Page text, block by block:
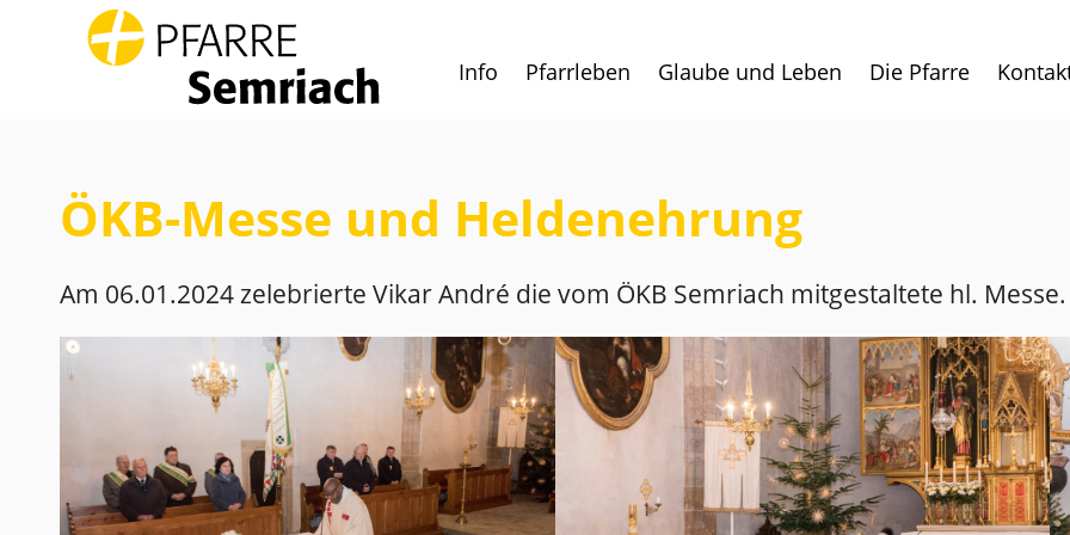
Info Pfarrleben Glaube und Leben Die Pfarre
ÖKB-Messe und Heldenehrung
Am 06.01.2024 zelebrierte Vikar André die vom ÖKB Semriach mitgestaltete hl. Messe.